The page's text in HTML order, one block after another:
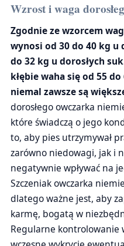
Wzrost i waga
Zgodnie ze wzorcem
wynosi od 30 do 40 kg u
do 32 kg u dorosłych
kłębie waha się od 55
niemal zawsze są
dorosłego owczarka
które świadczą o jego
to, aby pies utrzymywał
zarówno niedowagi, jak i
negatywnie wpływać na
Szczeniak owczarka
dlatego ważne jest, aby
karmę, bogatą w
Regularne kontrolowanie